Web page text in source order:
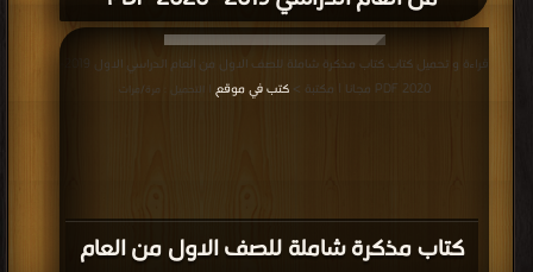
كتاب مذكرة شاملة للصف الاول من العام
2020 PDF مجانا | مكتبة >
كتب في موقع | التحميل : مرة/مرات